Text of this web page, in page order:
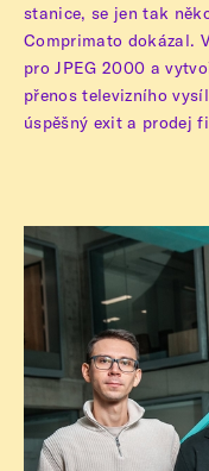
stanice, se jen tak
Comprimato dokázal.
pro JPEG 2000 a
přenos televizního
úspěšný exit a prodej